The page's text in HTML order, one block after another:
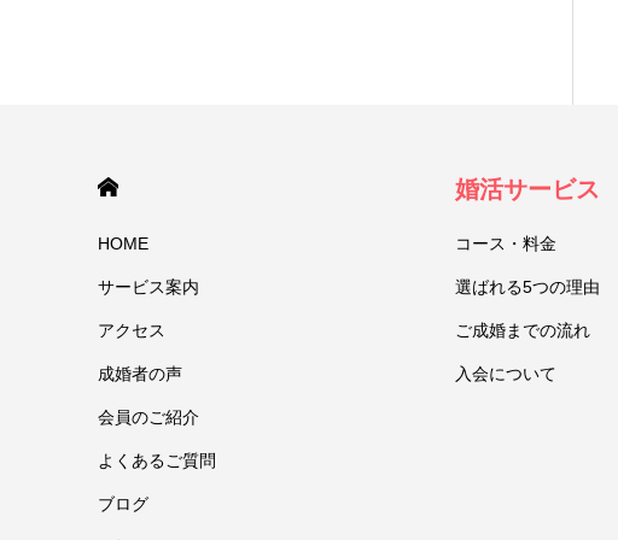
HOME
サービス案内
アクセス
成婚者の声
会員のご紹介
よくあるご質問
ブログ
婚活サービス
コース・料金
選ばれる5つの理由
ご成婚までの流れ
入会について